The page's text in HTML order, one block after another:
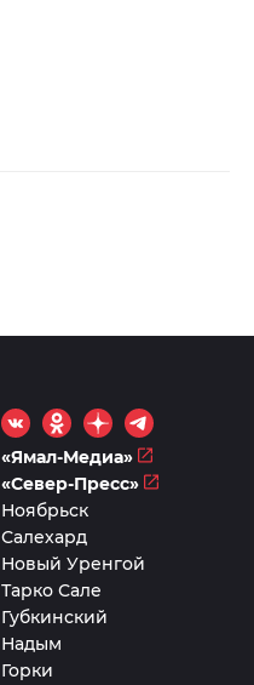
«Ямал-Медиа»
«Север-Пресс»
Ноябрьск
Салехард
Новый Уренгой
Тарко Сале
Губкинский
Надым
Горки